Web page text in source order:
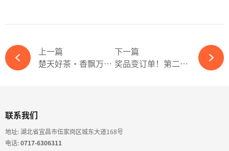
上一篇
楚天好茶·香飘万里｜宜红工夫茶高铁冠名首发
下一篇
奖品变订单！第二届“宜茶杯”斗茶大赛，解锁湖北茶高质量发展新路径
联系我们
地址: 湖北省宜昌市伍家岗区城东大道168号
电话:0717-6306311